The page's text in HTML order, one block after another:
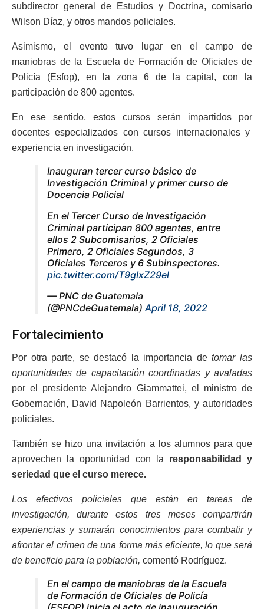
subdirector general de Estudios y Doctrina, comisario
Wilson Díaz, y otros mandos policiales.
Asimismo, el evento tuvo lugar en el campo de
maniobras de la Escuela de Formación de Oficiales de
Policía (Esfop), en la zona 6 de la capital, con la
participación de 800 agentes.
En ese sentido, estos cursos serán impartidos por
docentes especializados con cursos internacionales y
experiencia en investigación.
Inauguran tercer curso básico de
Investigación Criminal y primer curso de
Docencia Policial
En el Tercer Curso de Investigación
Criminal participan 800 agentes, entre
ellos 2 Subcomisarios, 2 Oficiales
Primero, 2 Oficiales Segundos, 3
Oficiales Terceros y 6 Subinspectores.
pic.twitter.com/T9gIxZ29el
— PNC de Guatemala
(@PNCdeGuatemala) April 18, 2022
Fortalecimiento
Por otra parte, se destacó la importancia detomar las
oportunidades de capacitación coordinadas y avaladas
por el presidente Alejandro Giammattei, el ministro de
Gobernación, David Napoleón Barrientos, y autoridades
policiales.
También se hizo una invitación a los alumnos para que
aprovechen la oportunidad con la responsabilidad y
seriedad que el curso merece.
Los efectivos policiales que están en tareas de
investigación, durante estos tres meses compartirán
experiencias y sumarán conocimientos para combatir y
afrontar el crimen de una forma más eficiente, lo que será
de beneficio para la población, comentó Rodríguez.
En el campo de maniobras de la Escuela
de Formación de Oficiales de Policía